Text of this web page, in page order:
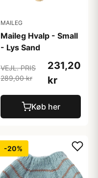
MAILEG
Maileg Hvalp - Small
- Lys Sand
VEJL. PRIS
289,00 kr
231,20
kr
Køb her
-20%